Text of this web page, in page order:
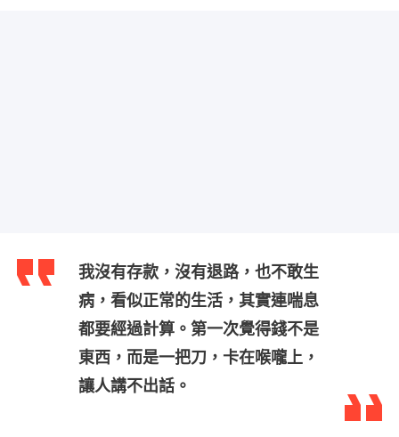
我沒有存款，沒有退路，也不敢生
病，看似正常的生活，其實連喘息
都要經過計算。第一次覺得錢不是
東西，而是一把刀，卡在喉嚨上，
讓人講不出話。